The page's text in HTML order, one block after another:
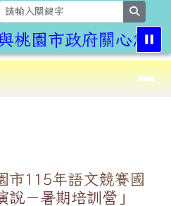
桃園市政府關心您!
⏸
市115年語文競賽國
－暑期培訓營」